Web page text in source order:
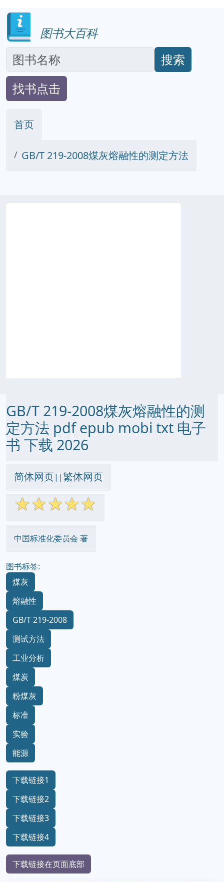
图书大百科
搜索
找书点击
首页
GB/T 219-2008煤灰熔融性的测定方法
GB/T 219-2008煤灰熔融性的测
定方法 pdf epub mobi txt 电子
书 下载 2026
简体网页||繁体网页
☆☆☆☆☆
中国标准化委员会 著
图书标签:
煤灰
熔融性
GB/T 219-2008
测试方法
工业分析
煤炭
粉煤灰
标准
实验
能源
下载链接1
下载链接2
下载链接3
下载链接4
下载链接在页面底部